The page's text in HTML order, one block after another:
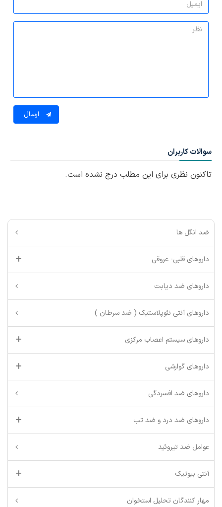
ارسال
سوالات کاربران
تاکنون نظری برای این مطلب درج نشده است.
ضد انگل ها
داروهای قلبی- عروقی
داروهای ضد دیابت
داروهای آنتی نئوپلاستیک ( ضد سرطان )
داروهای سیستم اعصاب مرکزی
داروهای گوارشی
داروهای ضد افسردگی
داروهای ضد درد و ضد تب
عوامل ضد تیروئید
آنتی بیوتیک
مهار کنندگان تحلیل استخوان